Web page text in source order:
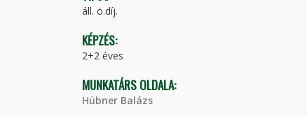
áll. ö.díj.
KÉPZÉS:
2+2 éves
MUNKATÁRS OLDALA:
Hübner Balázs